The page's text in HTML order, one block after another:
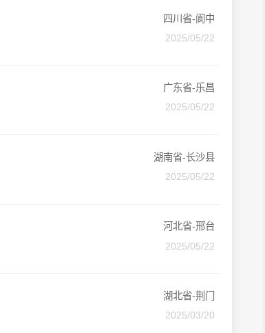
四川省-阆中
2025/05/22
广东省-乐昌
2025/05/22
湖南省-长沙县
2025/05/22
河北省-邢台
2025/05/22
湖北省-荆门
2025/03/20